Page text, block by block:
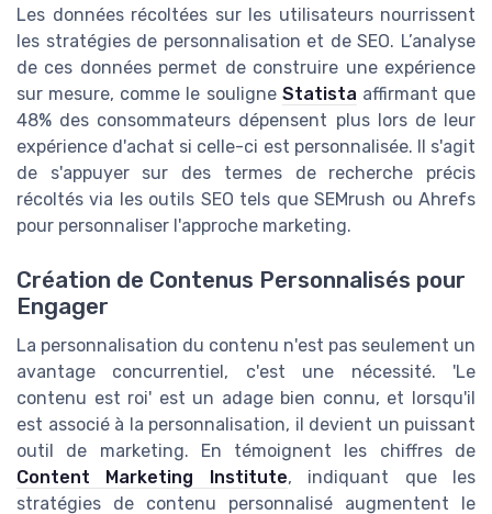
Les données récoltées sur les utilisateurs nourrissent
les stratégies de personnalisation et de SEO. L’analyse
de ces données permet de construire une expérience
sur mesure, comme le souligne Statista affirmant que
48% des consommateurs dépensent plus lors de leur
expérience d'achat si celle-ci est personnalisée. Il s'agit
de s'appuyer sur des termes de recherche précis
récoltés via les outils SEO tels que SEMrush ou Ahrefs
pour personnaliser l'approche marketing.
Création de Contenus Personnalisés pour
Engager
La personnalisation du contenu n'est pas seulement un
avantage concurrentiel, c'est une nécessité. 'Le
contenu est roi' est un adage bien connu, et lorsqu'il
est associé à la personnalisation, il devient un puissant
outil de marketing. En témoignent les chiffres de
Content Marketing Institute, indiquant que les
stratégies de contenu personnalisé augmentent le